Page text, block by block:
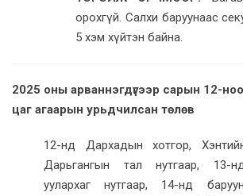
орохгүй. Салхи баруунаас
5 хэм хүйтэн байна.
2025 оны арваннэгдүгээр сарын 12-
цаг агаарын урьдчилсан төлөв
12-нд Дархадын хотгор,
Дарьгангын тал нутгаар, 13-
уулархаг нутгаар, 14-нд